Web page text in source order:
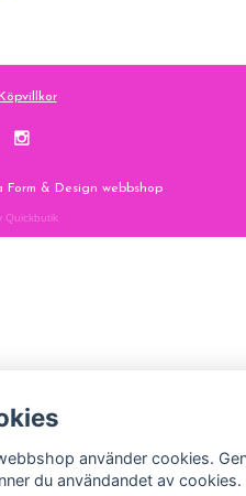
Köpvillkor
& Design webbshop
Quickbutik
använder cookies.
du användandet av cookies.